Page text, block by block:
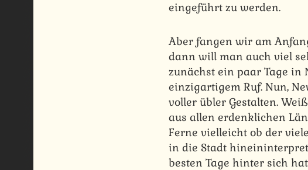
eingeführt zu werden.
Aber fangen wir am
dann will man auch viel
zunächst ein paar Tage in
einzigartigem Ruf. Nun,
voller übler Gestalten.
aus allen erdenklichen
Ferne vielleicht ob der
in die Stadt
besten Tage hinter sich